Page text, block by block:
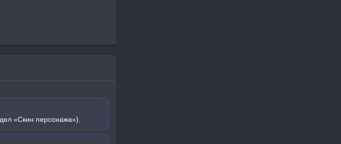
«Скин персонажа»).